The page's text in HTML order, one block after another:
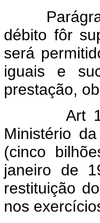
Parágrafo
débito fôr
será
iguais e
prestação,
Art
Ministério
(cinco
janeiro de
restituição
nos